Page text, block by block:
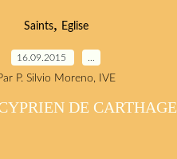
Saints, Eglise
16.09.2015
P. Silvio Moreno, IVE